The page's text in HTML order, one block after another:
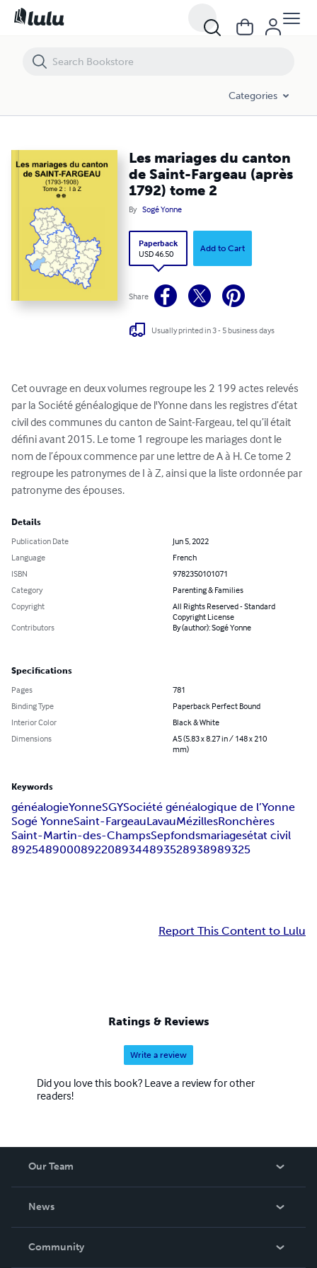
Categories
Les mariages du canton
de Saint-Fargeau (après
1792) tome 2
By Sogé Yonne
Paperback
USD 46.50
Add to Cart
Share
Usually printed in 3 - 5 business days
Cet ouvrage en deux volumes regroupe les 2 199 actes relevés
par la Société généalogique de l'Yonne dans les registres d’état
civil des communes du canton de Saint-Fargeau, tel qu’il était
défini avant 2015. Le tome 1 regroupe les mariages dont le
nom de l’époux commence par une lettre de A à H. Ce tome 2
regroupe les patronymes de I à Z, ainsi que la liste ordonnée par
patronyme des épouses.
Details
Publication Date
Jun 5, 2022
Language
French
ISBN
9782350101071
Category
Parenting & Families
Copyright
All Rights Reserved - Standard
Copyright License
Contributors
By (author): Sogé Yonne
Specifications
Pages
781
Binding Type
Paperback Perfect Bound
Interior Color
Black & White
Dimensions
A5 (5.83 x 8.27 in / 148 x 210
mm)
Keywords
généalogieYonneSGYSociété généalogique de l’Yonne
Sogé YonneSaint-FargeauLavauMézillesRonchères
Saint-Martin-des-ChampsSepfondsmariagesétat civil
89254890008922089344893528938989325
Report This Content to Lulu
Ratings & Reviews
Write a review
Did you love this book? Leave a review for other
readers!
Our Team
News
In The News
Community
Les mariages du canton de Saint-Fargeau (après 1792) tome 2